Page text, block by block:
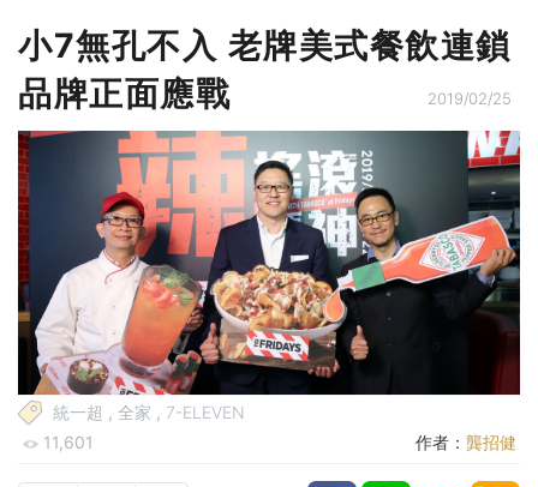
小7無孔不入 老牌美式餐飲連鎖
品牌正面應戰
2019/02/25
統一超 , 全家 , 7-ELEVEN
11,601
作者： 龔招健